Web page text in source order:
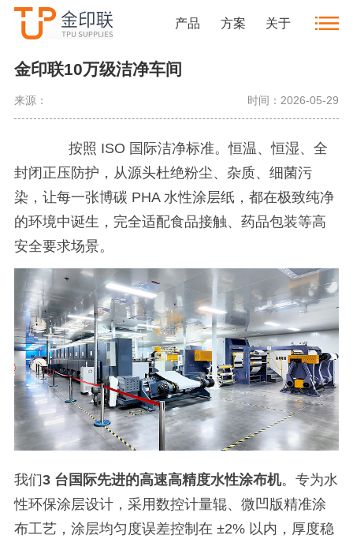
产品 方案 关于
公司动态
金印联10万级洁净车间
来源： 时间：2026-05-29
按照 ISO 国际洁净标准。恒温、恒湿、全
封闭正压防护，从源头杜绝粉尘、杂质、细菌污
染，让每一张博碳 PHA 水性涂层纸，都在极致纯净
的环境中诞生，完全适配食品接触、药品包装等高
安全要求场景。
我们3 台国际先进的高速高精度水性涂布机。专为水
性环保涂层设计，采用数控计量辊、微凹版精准涂
布工艺，涂层均匀度误差控制在 ±2% 以内，厚度稳